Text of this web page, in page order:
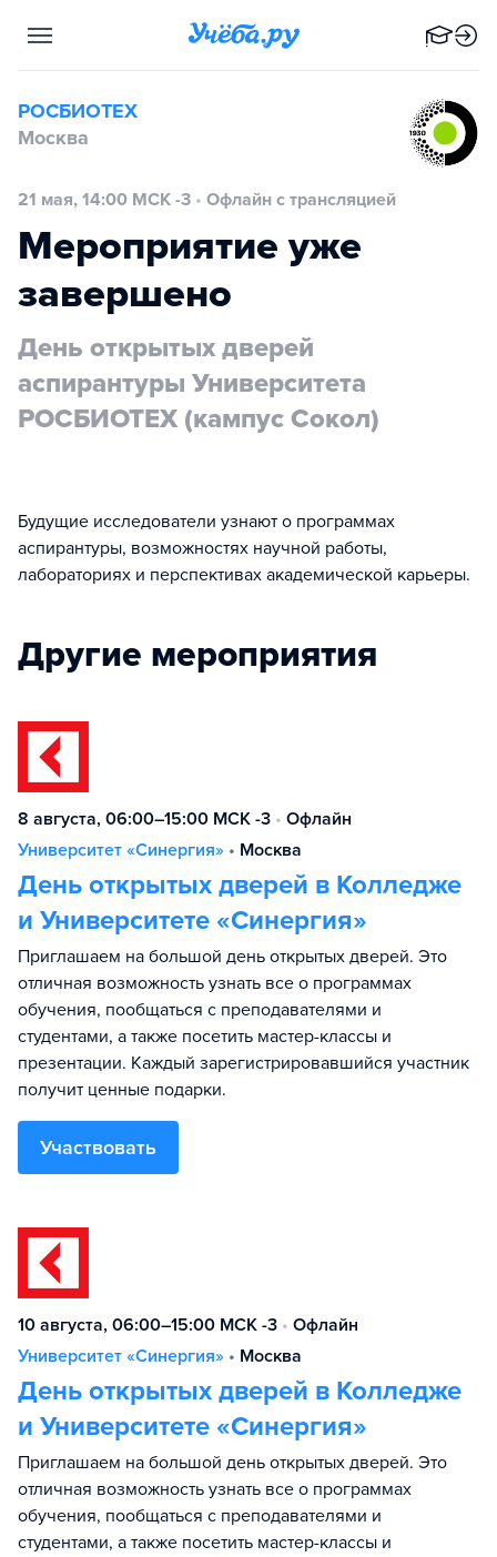
РОСБИОТЕХ
Москва
21 мая, 14:00 МСК -3 • Офлайн с трансляцией
Мероприятие уже
завершено
День открытых дверей
аспирантуры Университета
РОСБИОТЕХ (кампус Сокол)
Будущие исследователи узнают о программах
аспирантуры, возможностях научной работы,
лабораториях и перспективах академической карьеры.
Другие мероприятия
8 августа, 06:00–15:00 МСК -3 • Офлайн
Университет «Синергия» • Москва
День открытых дверей в Колледже
и Университете «Синергия»
Приглашаем на большой день открытых дверей. Это
отличная возможность узнать все о программах
обучения, пообщаться с преподавателями и
студентами, а также посетить мастер-классы и
презентации. Каждый зарегистрировавшийся участник
получит ценные подарки.
Участвовать
10 августа, 06:00–15:00 МСК -3 • Офлайн
Университет «Синергия» • Москва
День открытых дверей в Колледже
и Университете «Синергия»
Приглашаем на большой день открытых дверей. Это
отличная возможность узнать все о программах
обучения, пообщаться с преподавателями и
студентами, а также посетить мастер-классы и